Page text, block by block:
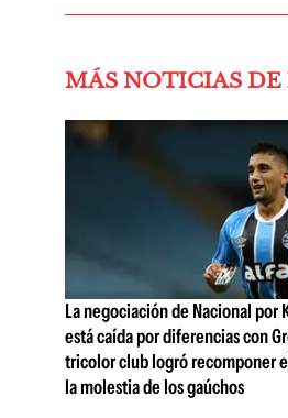
MÁS NOTICIAS DE
La negociación de Nacional por
está caída por diferencias con
tricolor club logró recomponer
la molestia de los gaúchos